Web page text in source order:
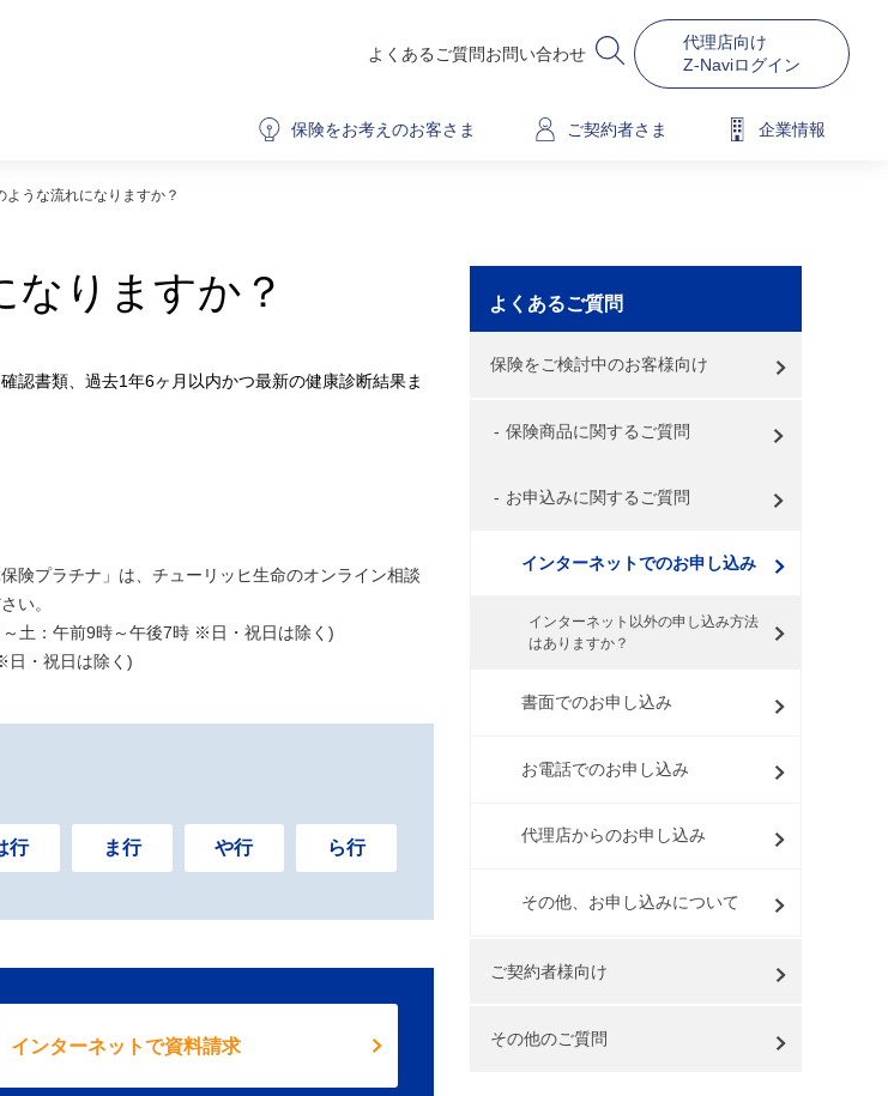
よくあるご質問お問い合わせ
代理店向け
Z-Naviログイン
保険をお考えのお客さま ご契約者さま 企業情報
ような流れになりますか？
りますか？
認書類、過去1年6ヶ月以内かつ最新の健康診断結果ま
プラチナ」は、チューリッヒ生命のオンライン相談
い。
土：午前9時～午後7時 ※日・祝日は除く)
日・祝日は除く)
行 ま行 や行 ら行
インターネットで資料請求
よくあるご質問
保険をご検討中のお客様向け
保険商品に関するご質問
お申込みに関するご質問
インターネットでのお申し込み
インターネット以外の申し込み方法
はありますか？
書面でのお申し込み
お電話でのお申し込み
代理店からのお申し込み
その他、お申し込みについて
ご契約者様向け
その他のご質問